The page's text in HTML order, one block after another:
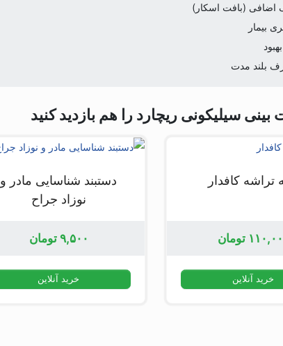
اضافی (بافت اسکار)
بیمار
بلند مدت
سیلیکونی ریچارد را هم بازدید کنید
تراشه کافدار
تومان
خرید آنلاین
دستبند شناسایی مادر و
نوزاد جراح
۹,۵۰۰ تومان
خرید آنلاین